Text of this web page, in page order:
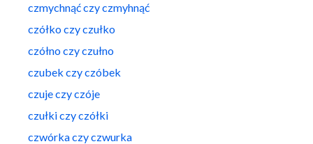
czmychnąć czy czmyhnąć
czółko czy czułko
czółno czy czułno
czubek czy czóbek
czuje czy czóje
czułki czy czółki
czwórka czy czwurka